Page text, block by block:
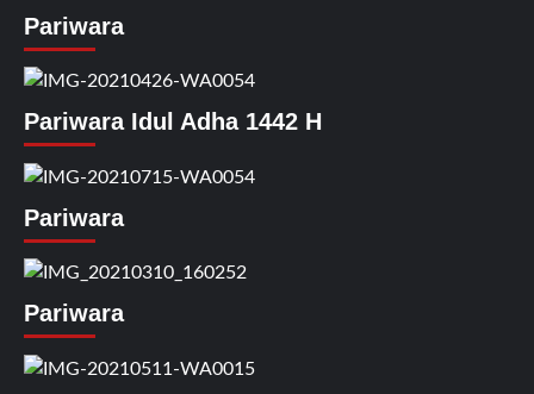
Pariwara
Pariwara Idul Adha 1442 H
Pariwara
Pariwara